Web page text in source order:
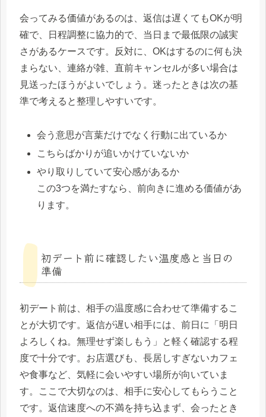
会ってみる価値があるのは、返信は遅くてもOKが明
確で、日程調整に協力的で、当日まで最低限の誠実
さがあるケースです。反対に、OKはするのに何も決
まらない、連絡が雑、直前キャンセルが多い場合は
見送ったほうがよいでしょう。迷ったときは次の基
準で考えると整理しやすいです。
会う意思が言葉だけでなく行動に出ているか
こちらばかりが追いかけていないか
やり取りしていて安心感があるか
この3つを満たすなら、前向きに進める価値があ
ります。
初デート前に確認したい温度感と当日の
準備
初デート前は、相手の温度感に合わせて準備するこ
とが大切です。返信が遅い相手には、前日に「明日
よろしくね。無理せず楽しもう」と軽く確認する程
度で十分です。お店選びも、長居しすぎないカフェ
や食事など、気軽に会いやすい場所が向いていま
す。ここで大切なのは、相手に安心してもらうこと
です。返信速度への不満を持ち込まず、会ったとき